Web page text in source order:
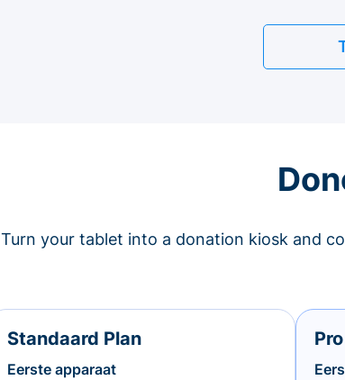
Turn your tablet into a donation kiosk and
Standaard Plan
Eerste apparaat